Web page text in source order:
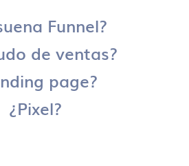
Funnel?
de ventas?
page?
¿Pixel?